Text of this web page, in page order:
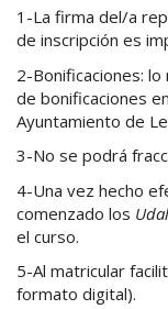
1-La firma del/a
de inscripción es
2-Bonificaciones:
de bonificaciones
Ayuntamiento de
3-No se podrá
4-Una vez hecho
comenzado los
el curso.
5-Al matricular
formato digital).